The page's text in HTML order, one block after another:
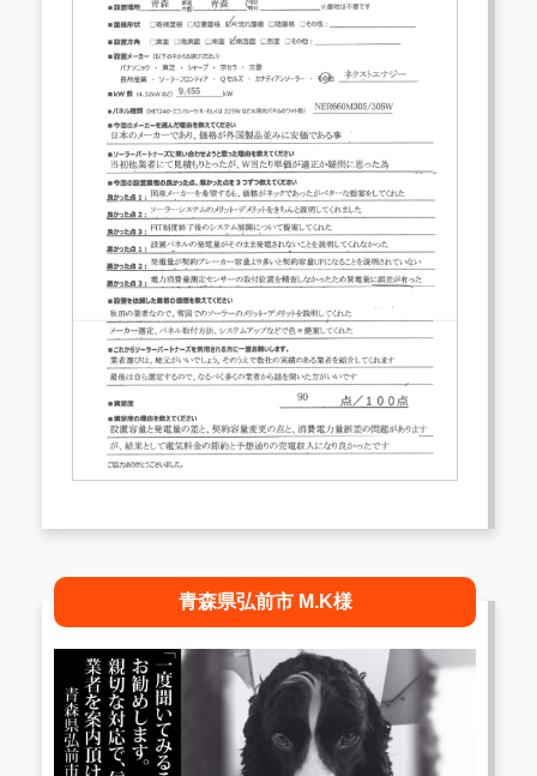
青森県弘前市 M.K様